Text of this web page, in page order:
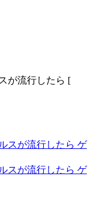
が流行したら [